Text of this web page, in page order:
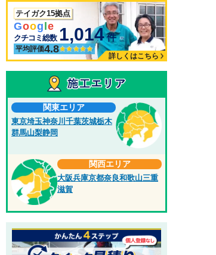
テイガク15拠点
Goog le
クチコミ総数 1,014 件
平均評価4.8
詳しくはこちら
関東エリア
東京埼玉神奈川 千葉茨城栃木
群馬山梨静岡
関西エリア
大阪兵庫京都奈良和歌山三重
滋賀